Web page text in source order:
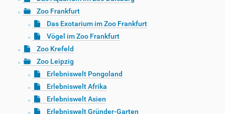
Zoo Frankfurt
Das Exotarium im Zoo Frankfurt
Vögel im Zoo Frankfurt
Zoo Krefeld
Zoo Leipzig
Erlebniswelt Pongoland
Erlebniswelt Afrika
Erlebniswelt Asien
Erlebniswelt Gründer-Garten